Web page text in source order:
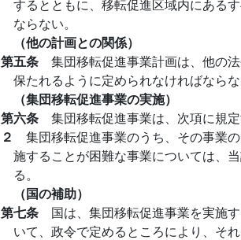
するとともに、移転促進区域内にある
ならない。
（他の計画との関係）
第五条 集団移転促進事業計画は、他の
保たれるように定められなければならな
（集団移転促進事業の実施）
第六条 集団移転促進事業は、次項に規
２ 集団移転促進事業のうち、その事業
施することが困難な事業については、
る。
（国の補助）
第七条 国は、集団移転促進事業を実施
いて、政令で定めるところにより、そ